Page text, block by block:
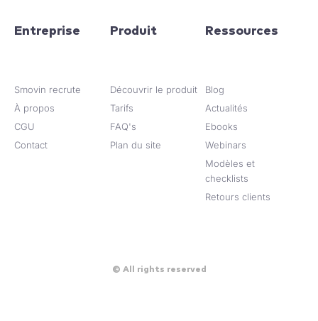
n
i
n
Entreprise
Smovin recrute
À propos
CGU
Contact
Produit
Découvrir le produit
Tarifs
FAQ's
Plan du site
Ressources
Blog
Actualités
Ebooks
Webinars
Modèles et
checklists
Retours clients
© All rights reserved